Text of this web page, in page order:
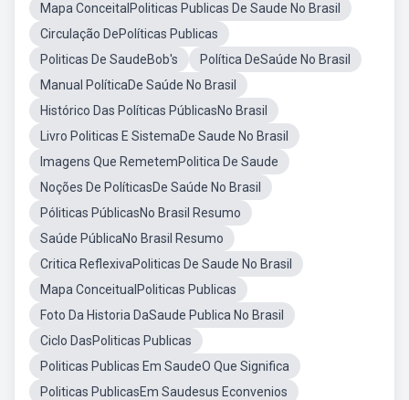
Mapa ConceitalPoliticas Publicas De Saude No Brasil
Circulação DePolíticas Publicas
Politicas De SaudeBob's
Política DeSaúde No Brasil
Manual PolíticaDe Saúde No Brasil
Histórico Das Políticas PúblicasNo Brasil
Livro Politicas E SistemaDe Saude No Brasil
Imagens Que RemetemPolitica De Saude
Noções De PolíticasDe Saúde No Brasil
Póliticas PúblicasNo Brasil Resumo
Saúde PúblicaNo Brasil Resumo
Critica ReflexivaPoliticas De Saude No Brasil
Mapa ConceitualPoliticas Publicas
Foto Da Historia DaSaude Publica No Brasil
Ciclo DasPoliticas Publicas
Politicas Publicas Em SaudeO Que Significa
Politicas PublicasEm Saudesus Econvenios